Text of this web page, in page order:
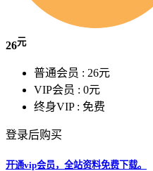
26元
普通会员 : 26元
VIP会员 : 0元
终身VIP : 免费
登录后购买
开通vip会员，全站资料免费下载。